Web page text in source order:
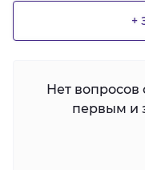
+
Нет вопросов
первым и